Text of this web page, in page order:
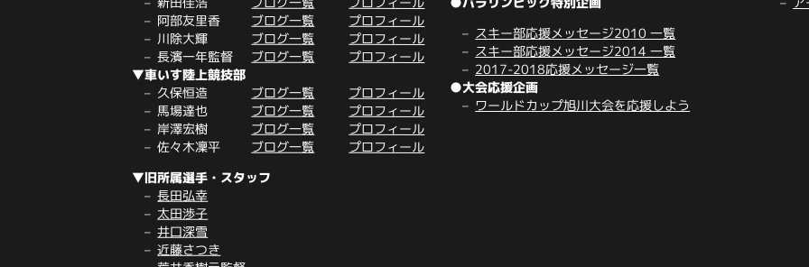
阿部友里香 ブログ一覧 プロフィール
川除大輝 ブログ一覧
プロフィール
長濱一年監督
ブログ一覧 プロフィール
▼車いす陸上競技部
久保恒造 ブログ一覧 プロフィール
馬場達也 ブログ一覧 プロフィール
岸澤宏樹 ブログ一覧 プロフィール
佐々木凜平 ブログ一覧 プロフィール
▼旧所属選手・スタッフ
長田弘幸
太田渉子
井口深雪
近藤さつき
スキー部応援メッセージ2010 一覧
スキー部応援メッセージ2014 一覧
2017-2018応援メッセージ一覧
●大会応援企画
ワールドカップ旭川大会を応援しよう